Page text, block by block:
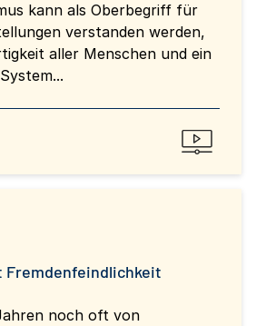
kann als Oberbegriff für
verstanden werden,
aller Menschen und ein
Fremdenfeindlichkeit
noch oft von